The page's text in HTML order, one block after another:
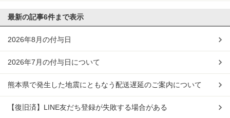
最新の記事6件まで表示
2026年8月の付与日
2026年7月の付与日について
熊本県で発生した地震にともなう配送遅延のご案内について
【復旧済】LINE友だち登録が失敗する場合がある